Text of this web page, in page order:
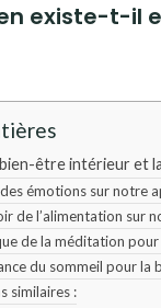
existe-t-il
être intérieur et
des émotions sur notre
de l’alimentation sur
de la méditation
du sommeil pour la
similaires :